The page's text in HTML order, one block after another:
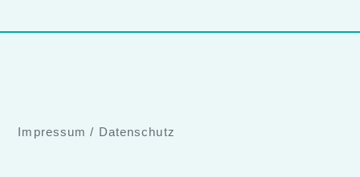
Impressum / Datenschutz